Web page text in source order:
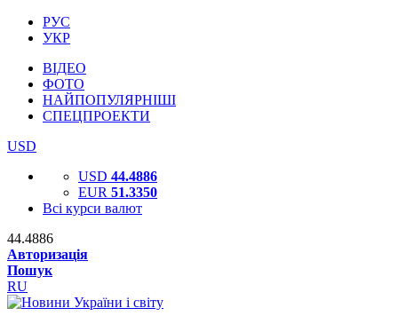
РУС
УКР
ВІДЕО
ФОТО
НАЙПОПУЛЯРНІШІ
СПЕЦПРОЕКТИ
USD
USD 44.4886
EUR 51.3350
Всі курси валют
44.4886
Авторизація
Пошук
RU